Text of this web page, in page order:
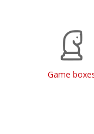
Game